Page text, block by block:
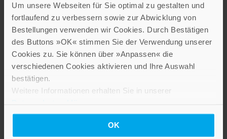
Um unsere Webseiten für Sie optimal zu gestalten und
fortlaufend zu verbessern sowie zur Abwicklung von
Bestellungen verwenden wir Cookies. Durch Bestätigen
des Buttons »OK« stimmen Sie der Verwendung unserer
Cookies zu. Sie können über »Anpassen« die
verschiedenen Cookies aktivieren und Ihre Auswahl
bestätigen.
Weitere Informationen erhalten Sie in unserer
OK
Deutschland und Frankreich
im späten Ancien Régime
Band 78
67,00 €
IN DEN WARENKORB
Sibylla Merian bis Georgia
O`Keeffe
17,99 €